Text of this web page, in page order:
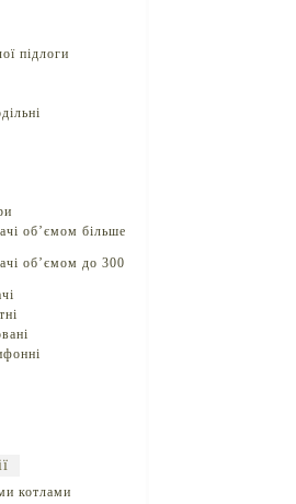
підлоги
об’ємом більше
об’ємом до 300
котлами